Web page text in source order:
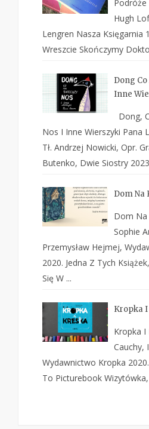
Hugh
Lengren Nasza Księgarnia
Wreszcie Skończymy
Dong
Inne
Dong,
Nos I Inne Wierszyki Pana
Tł. Andrzej Nowicki, Opr.
Butenko, Dwie Siostry
Dom Na
Dom Na
Sophie
Przemysław Hejmej,
2020. Jedna Z Tych
Się W ...
Kropka
Kropka I
Cauchy,
Wydawnictwo Kropka
To Picturebook Wizytówka,